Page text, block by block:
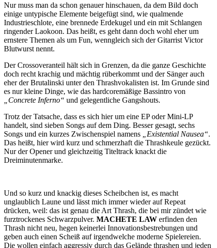
Nur muss man da schon genauer hinschauen, da dem Bild doch
einige untypische Elemente beigefügt sind, wie qualmende
Industrieschlote, eine brennede Erdekugel und ein mit Schlangen
ringender Laokoon. Das heißt, es geht dann doch wohl eher um
ernstere Themen als um Fun, wenngleich sich der Gitarrist Victor
Blutwurst nennt.
Der Crossoveranteil hält sich in Grenzen, da die ganze Geschichte
doch recht krachig und mächtig rüberkommt und der Sänger auch
eher der Brutalinski unter den Thrashvokalisten ist. Im Grunde sind
es nur kleine Dinge, wie das hardcoremäßige Bassintro von
„Concrete Inferno“ und gelegentliche Gangshouts.
Trotz der Tatsache, dass es sich hier um eine EP oder Mini-LP
handelt, sind sieben Songs auf dem Ding. Besser gesagt, sechs
Songs und ein kurzes Zwischenspiel namens
„Existential Nausea“.
Das heißt, hier wird kurz und schmerzhaft die Thrashkeule gezückt.
Nur der Opener und gleichzeitig Titeltrack knackt die
Dreiminutenmarke.
Und so kurz und knackig dieses Scheibchen ist, es macht
unglaublich Laune und lässt mich immer wieder auf Repeat
drücken, weil: das ist genau die Art Thrash, die bei mir zündet wie
furztrockenes Schwarzpulver. MACHETE LAW erfinden den
Thrash nicht neu, hegen keinerlei Innovationsbestrebungen und
geben auch einen Scheiß auf irgendwelche moderne Spielereien.
Die wollen einfach aggressiv durch das Gelände thrashen und jeden